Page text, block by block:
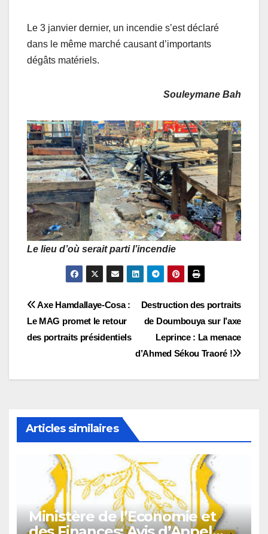
Le 3 janvier dernier, un incendie s’est déclaré
dans le même marché causant d’importants
dégâts matériels.
Souleymane Bah
Le lieu d’où serait parti l’incendie
Navigation
de
Destruction des portraits
de Doumbouya sur l’axe
Leprince : La menace
d’Ahmed Sékou Traoré !
Axe Hamdallaye-Cosa :
Le MAG promet le retour
des portraits présidentiels
Articles similaires
Ministère de l’Economie et